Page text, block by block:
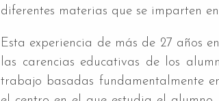
diferentes materias que se imparten
Esta experiencia de más de 27 años
las carencias educativas de los
trabajo basadas fundamentalmente